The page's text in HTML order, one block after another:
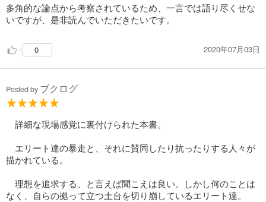
多角的な論点から考察されているため、一言では語り尽くせな
いですが、是非読んでいただきたいです。
0 2020年07月03日
Posted by ブクログ
詳細な現場感覚に裏付けられた本書。
エリート達の暴走と、それに賛同したり抗ったりする人々が
描かれている。
理想を追求する、と言えば聞こえは良い。しかし何のことは
なく、自らの拠って立つ土台を切り崩しているエリート達。